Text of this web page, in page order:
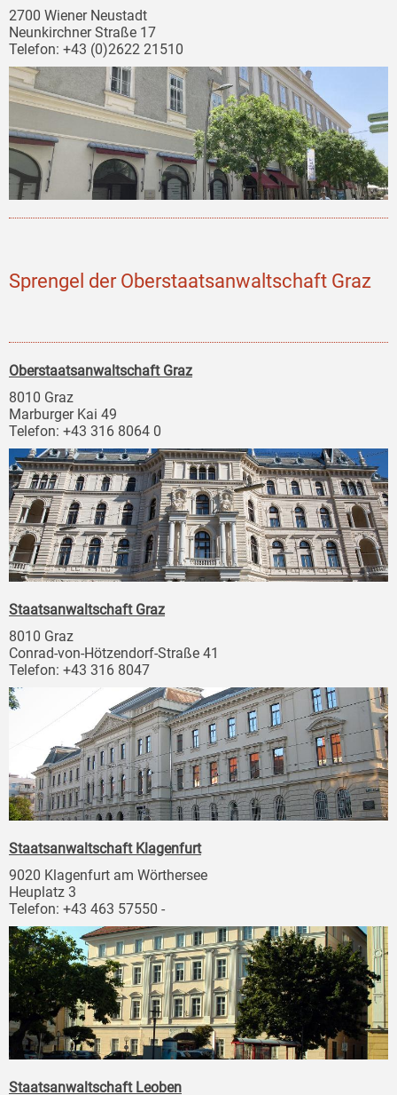
2700 Wiener Neustadt
Neunkirchner Straße 17
Telefon: +43 (0)2622 21510
Sprengel der Oberstaatsanwaltschaft Graz
Oberstaatsanwaltschaft Graz
8010 Graz
Marburger Kai 49
Telefon: +43 316 8064 0
Staatsanwaltschaft Graz
8010 Graz
Conrad-von-Hötzendorf-Straße 41
Telefon: +43 316 8047
Staatsanwaltschaft Klagenfurt
9020 Klagenfurt am Wörthersee
Heuplatz 3
Telefon: +43 463 57550 -
Staatsanwaltschaft Leoben